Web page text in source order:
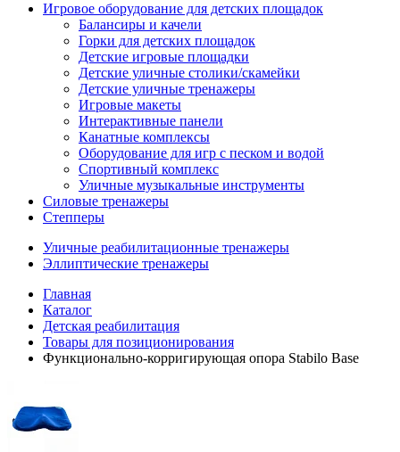
Игровое оборудование для детских площадок
Балансиры и качели
Горки для детских площадок
Детские игровые площадки
Детские уличные столики/скамейки
Детские уличные тренажеры
Игровые макеты
Интерактивные панели
Канатные комплексы
Оборудование для игр с песком и водой
Спортивный комплекс
Уличные музыкальные инструменты
Силовые тренажеры
Степперы
Уличные реабилитационные тренажеры
Эллиптические тренажеры
Главная
Каталог
Детская реабилитация
Товары для позиционирования
Функционально-корригирующая опора Stabilo Base